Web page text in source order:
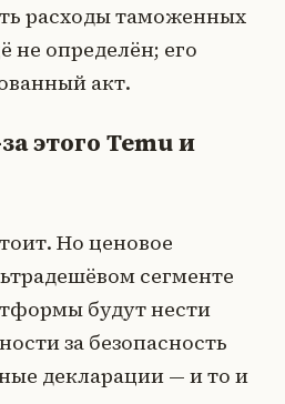
расходы таможенных
не определён; его
акт.
этого Temu и
Но ценовое
сегменте
будут нести
за безопасность
декларации — и то и